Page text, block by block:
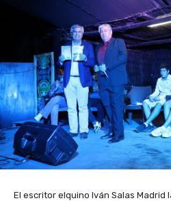
El escritor elquino Iván Salas Madrid